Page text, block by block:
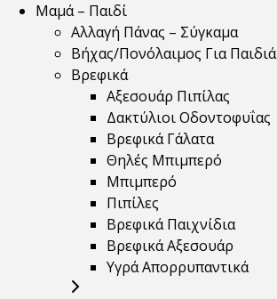
Μαμά – Παιδί
Αλλαγή Πάνας – Σύγκαμα
Βήχας/Πονόλαιμος Για Παιδιά
Βρεφικά
Αξεσουάρ Πιπίλας
Δακτύλιοι Οδοντοφυΐας
Βρεφικά Γάλατα
Θηλές Μπιμπερό
Μπιμπερό
Πιπίλες
Βρεφικά Παιχνίδια
Βρεφικά Αξεσουάρ
Υγρά Απορρυπαντικά